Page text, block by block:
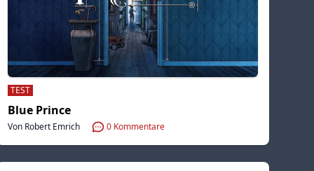
TEST
Blue Prince
Von Robert Emrich 0 Kommentare